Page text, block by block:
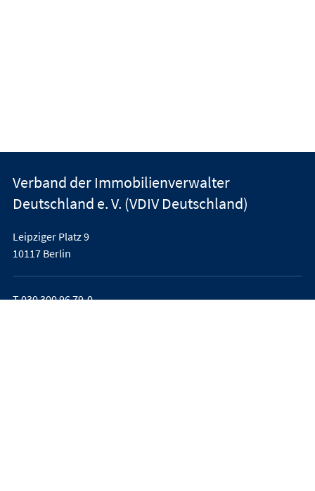
Verband der Immobilienverwalter
Deutschland e. V. (VDIV Deutschland)
Leipziger Platz 9
10117 Berlin
T030 300 96 79-0